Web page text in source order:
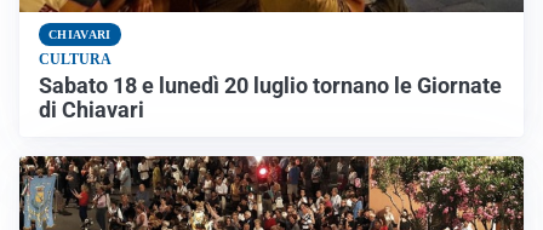
CHIAVARI
CULTURA
Sabato 18 e lunedì 20 luglio tornano le Giornate
di Chiavari